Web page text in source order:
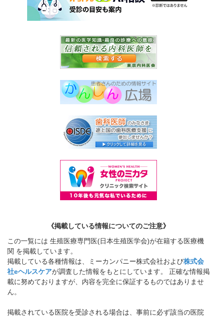
《掲載している情報についてのご注意》
この一覧には 生殖医療専門医(日本生殖医学会)が在籍する医療機
関 を掲載しています。
掲載している各種情報は、ミーカンパニー株式会社および株式会
社eヘルスケアが調査した情報をもとにしています。 正確な情報掲
載に努めておりますが、内容を完全に保証するものではありませ
ん。
掲載されている医院を受診される場合は、事前に必ず該当の医院